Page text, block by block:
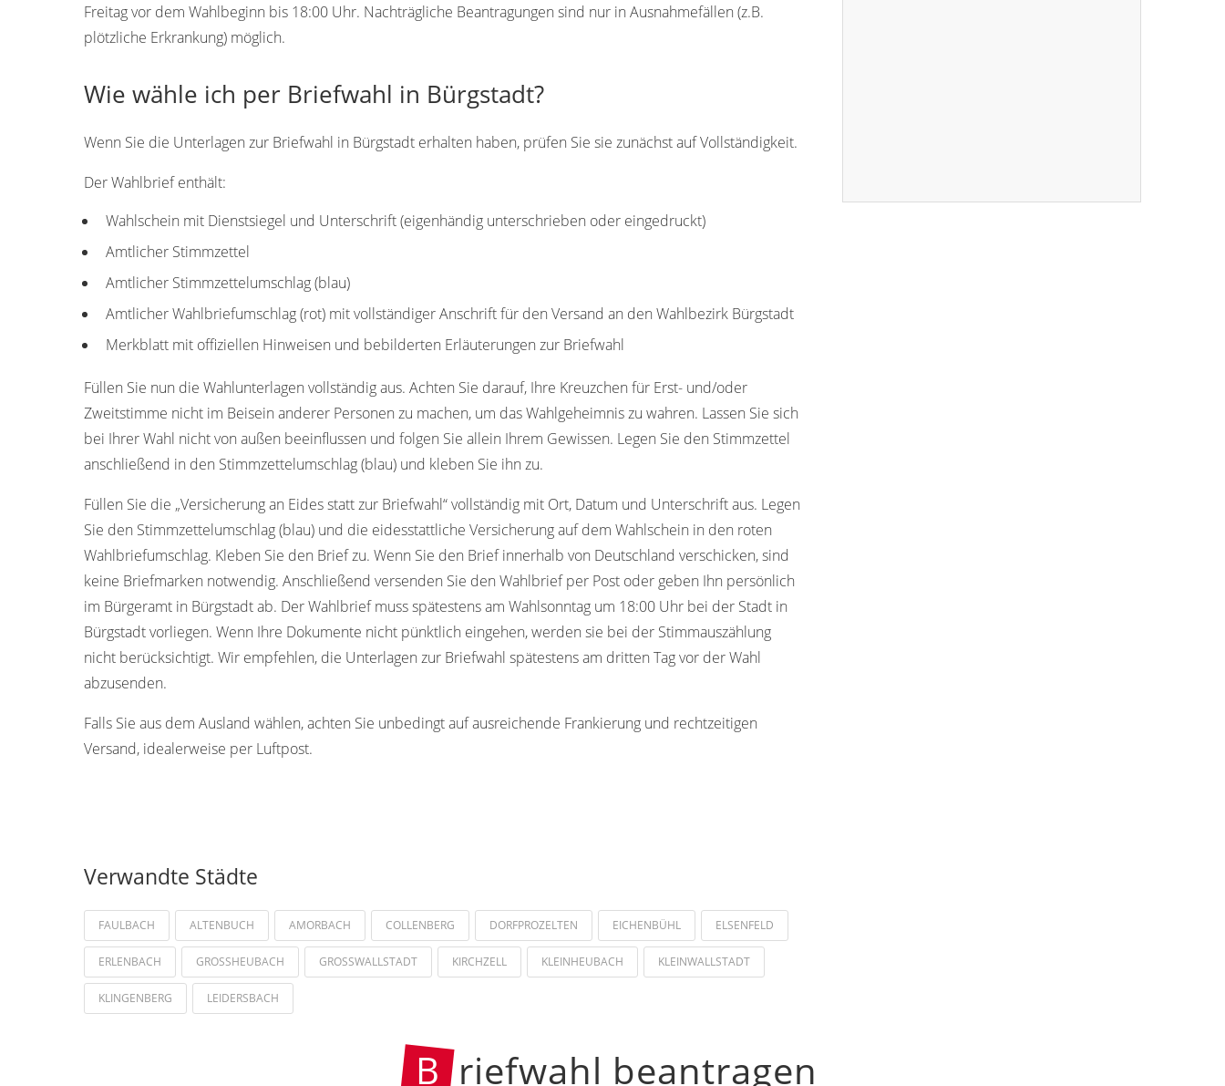
Freitag vor dem Wahlbeginn bis 18:00 Uhr. Nachträgliche Beantragungen sind nur in Ausnahmefällen (z.B.
plötzliche Erkrankung) möglich.
Wie wähle ich per Briefwahl in Bürgstadt?
Wenn Sie die Unterlagen zur Briefwahl in Bürgstadt erhalten haben, prüfen Sie sie zunächst auf Vollständigkeit.
Der Wahlbrief enthält:
Wahlschein mit Dienstsiegel und Unterschrift (eigenhändig unterschrieben oder eingedruckt)
Amtlicher Stimmzettel
Amtlicher Stimmzettelumschlag (blau)
Amtlicher Wahlbriefumschlag (rot) mit vollständiger Anschrift für den Versand an den Wahlbezirk Bürgstadt
Merkblatt mit offiziellen Hinweisen und bebilderten Erläuterungen zur Briefwahl
Füllen Sie nun die Wahlunterlagen vollständig aus. Achten Sie darauf, Ihre Kreuzchen für Erst- und/oder
Zweitstimme nicht im Beisein anderer Personen zu machen, um das Wahlgeheimnis zu wahren. Lassen Sie sich
bei Ihrer Wahl nicht von außen beeinflussen und folgen Sie allein Ihrem Gewissen. Legen Sie den Stimmzettel
anschließend in den Stimmzettelumschlag (blau) und kleben Sie ihn zu.
Füllen Sie die „Versicherung an Eides statt zur Briefwahl“ vollständig mit Ort, Datum und Unterschrift aus. Legen
Sie den Stimmzettelumschlag (blau) und die eidesstattliche Versicherung auf dem Wahlschein in den roten
Wahlbriefumschlag. Kleben Sie den Brief zu. Wenn Sie den Brief innerhalb von Deutschland verschicken, sind
keine Briefmarken notwendig. Anschließend versenden Sie den Wahlbrief per Post oder geben Ihn persönlich
im Bürgeramt in Bürgstadt ab. Der Wahlbrief muss spätestens am Wahlsonntag um 18:00 Uhr bei der Stadt in
Bürgstadt vorliegen. Wenn Ihre Dokumente nicht pünktlich eingehen, werden sie bei der Stimmauszählung
nicht berücksichtigt. Wir empfehlen, die Unterlagen zur Briefwahl spätestens am dritten Tag vor der Wahl
abzusenden.
Falls Sie aus dem Ausland wählen, achten Sie unbedingt auf ausreichende Frankierung und rechtzeitigen
Versand, idealerweise per Luftpost.
Verwandte Städte
FAULBACH ALTENBUCH AMORBACH COLLENBERG DORFPROZELTEN EICHENBÜHL ELSENFELD
ERLENBACH GROSSHEUBACH GROSSWALLSTADT KIRCHZELL KLEINHEUBACH KLEINWALLSTADT
KLINGENBERG LEIDERSBACH
B riefwahl beantragen